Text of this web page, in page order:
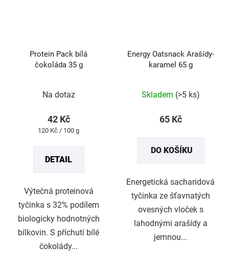
Protein Pack bílá
čokoláda 35 g
hodnocení
je
5
Na dotaz
42 Kč
Měrná
120 Kč / 100 g
DETAIL
Výtečná proteinová
tyčinka s 32% podílem
biologicky hodnotných
bílkovin. S příchutí bílé
čokolády...
Energy Oatsnack Arašídy-
karamel 65 g
hodnocení
je
z
hvězdiček.
Skladem (>5 ks)
65 Kč
DO KOŠÍKU
Energetická sacharidová
tyčinka ze šťavnatých
ovesných vloček s
lahodnými arašídy a
jemnou...